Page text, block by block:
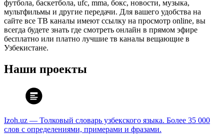
футбола, баскетбола, ufc, mma, бокс, новости, музыка,
мультфильмы и другие передачи. Для вашего удобства на
сайте все ТВ каналы имеют ссылку на просмотр online, вы
всегда будете знать где смотреть онлайн в прямом эфире
бесплатно или платно лучшие тв каналы вещающие в
Узбекистане.
Наши проекты
Izoh.uz — Толковый словарь узбекского языка. Более 35 000
слов с определениями, примерами и фразами.